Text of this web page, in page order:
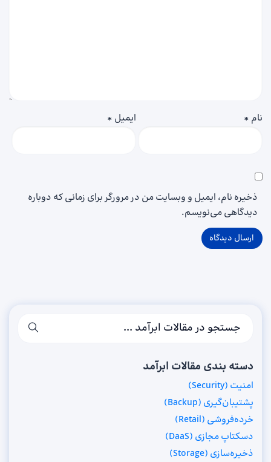
نام * ایمیل *
ذخیره نام، ایمیل و وبسایت من در مرورگر برای زمانی که دوباره
دیدگاهی می‌نویسم.
دسته بندی مقالات ابرآمد
امنیت (Security)
پشتیبان‌گیری (Backup)
خرده‌فروشی (Retail)
دسکتاپ مجازی (DaaS)
ذخیره‌سازی (Storage)